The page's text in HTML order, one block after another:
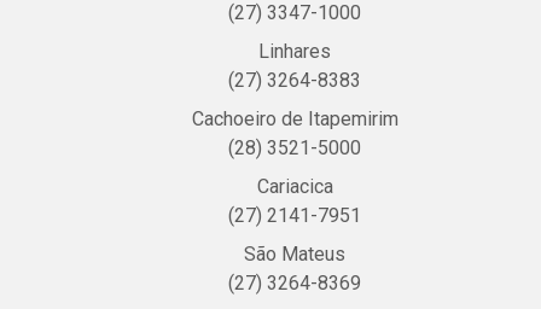
(27) 3347-1000
Linhares
(27) 3264-8383
Cachoeiro de Itapemirim
(28) 3521-5000
Cariacica
(27) 2141-7951
São Mateus
(27) 3264-8369